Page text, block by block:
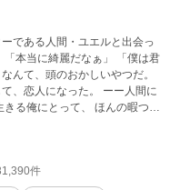
である人間・ユエルと出会っ
なった。 ーー人間に
ザなヴァンパイアハンター×
件